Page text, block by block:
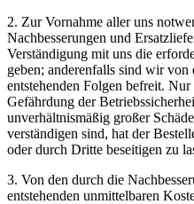
2. Zur Vornahme aller uns
Nachbesserungen und
Verständigung mit uns die
geben; anderenfalls sind wir
entstehenden Folgen befreit.
Gefährdung der
unverhältnismäßig großer
verständigen sind, hat der
oder durch Dritte beseitigen zu
3. Von den durch die
entstehenden unmittelbaren